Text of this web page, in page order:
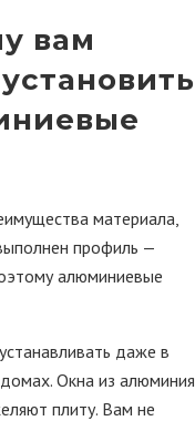
вам
материала,
профиль —
алюминиевые
даже в
Окна из алюминия
плиту. Вам не